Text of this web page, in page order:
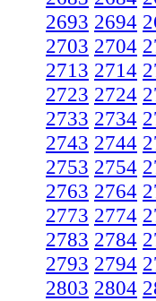
2693 2694
2703 2704
2713 2714
2723 2724
2733 2734
2743 2744
2753 2754
2763 2764
2773 2774
2783 2784
2793 2794
2803 2804